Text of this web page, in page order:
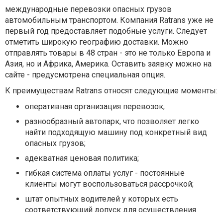
международные перевозки опасных грузов
автомобильным транспортом. Компания Ratrans уже не
первый год предоставляет подобные услуги. Следует
отметить широкую географию доставки. Можно
отправлять товары в 48 стран - это не только Европа и
Азия, но и Африка, Америка. Оставить заявку можно на
сайте - предусмотрена специальная опция.
К преимуществам Ratrans относят следующие моменты:
оперативная организация перевозок;
разнообразный автопарк, что позволяет легко
найти подходящую машину под конкретный вид
опасных грузов;
адекватная ценовая политика;
гибкая система оплаты услуг - постоянные
клиенты могут воспользоваться рассрочкой;
штат опытных водителей у которых есть
соответствующий допуск для осуществления